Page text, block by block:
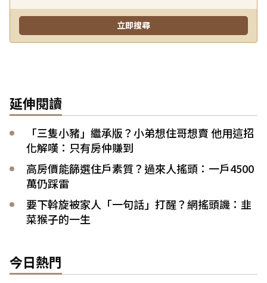
延伸閱讀
「三隻小豬」繼承版？小弟想住哥想賣 他用這招
化解嘆：只有房仲賺到
高房價能篩選住戶素質？過來人搖頭：一戶4500
萬仍踩雷
要下斡旋被家人「一句話」打醒？網搖頭譏：韭
菜猴子的一生
今日熱門